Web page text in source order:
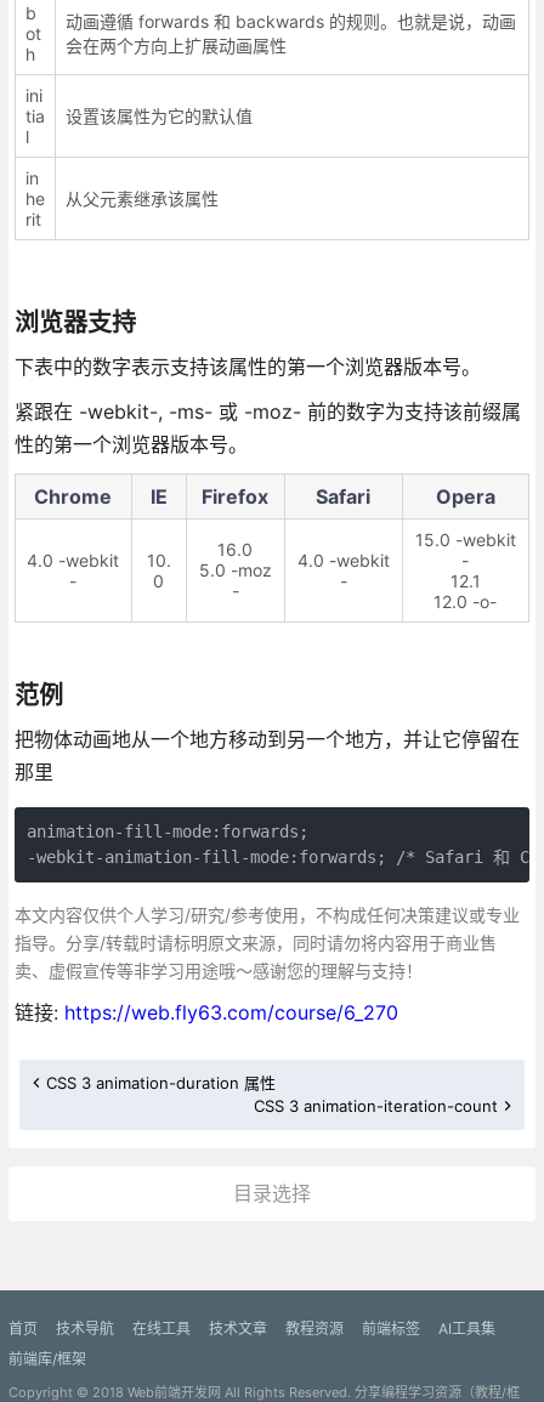
b
ot
h
动画遵循 forwards 和 backwards 的规则。也就是说，动画
会在两个方向上扩展动画属性
ini
tia
l
设置该属性为它的默认值
in
he
rit
从父元素继承该属性
浏览器支持
下表中的数字表示支持该属性的第一个浏览器版本号。
紧跟在 -webkit-, -ms- 或 -moz- 前的数字为支持该前缀属
性的第一个浏览器版本号。
Chrome IE Firefox Safari Opera
4.0 -webkit
-
10.
0
16.0
5.0 -moz
-
4.0 -webkit
-
15.0 -webkit
-
12.1
12.0 -o-
范例
把物体动画地从一个地方移动到另一个地方，并让它停留在
那里
animation-fill-mode:forwards;
-webkit-animation-fill-mode:forwards; /* Safari 和
本文内容仅供个人学习/研究/参考使用，不构成任何决策建议或专业
指导。分享/转载时请标明原文来源，同时请勿将内容用于商业售
卖、虚假宣传等非学习用途哦～感谢您的理解与支持！
链接: https://web.fly63.com/course/6_270
CSS 3 animation-duration 属性
CSS 3 animation-iteration-count
目录选择
首页 技术导航 在线工具 技术文章 教程资源 前端标签
AI工具集
前端库/框架